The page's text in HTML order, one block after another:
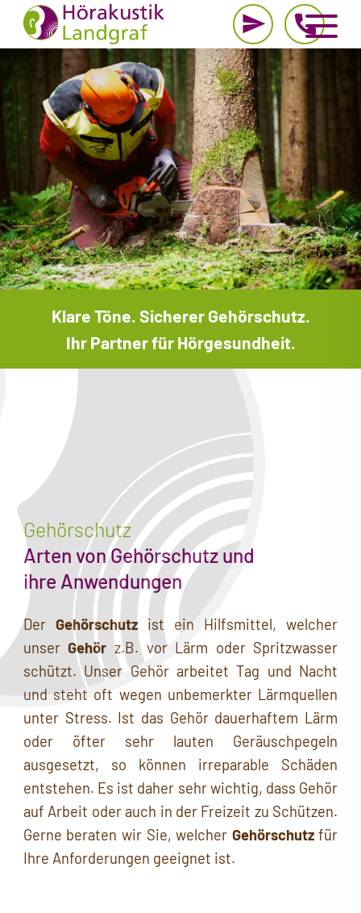
Tel:
Tel:
Klare Töne. Sicherer Gehörschutz.
Ihr Partner für Hörgesundheit.
Gehörschutz
Arten von Gehörschutz und
ihre Anwendungen
Der Gehörschutzist ein Hilfsmittel, welcher
unserGehör z.B. vor Lärm oder Spritzwasser
schützt. Unser Gehör arbeitet Tag und Nacht
und steht oft wegen unbemerkter Lärmquellen
unter Stress. Ist das Gehör dauerhaftem Lärm
oder öfter sehr lauten Geräuschpegeln
ausgesetzt, so können irreparable Schäden
entstehen. Es ist daher sehr wichtig, dass Gehör
auf Arbeit oder auch in der Freizeit zu Schützen.
Gerne beraten wir Sie, welcher Gehörschutzfür
Ihre Anforderungen geeignet ist.